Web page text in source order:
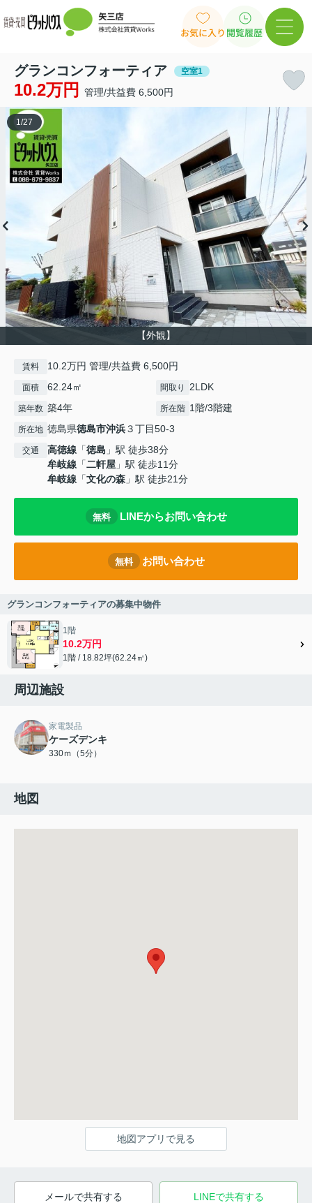
お気に入り 閲覧履歴
グランコンフォーティア 空室1
10.2万円 管理/共益費 6,500円
【外観】
1/27
賃料 10.2万円 管理/共益費 6,500円
面積 62.24㎡ 間取り 2LDK
築年数 築4年 所在階 1階/3階建
所在地 徳島県徳島市沖浜３丁目50-3
交通 高徳線 「徳島 」駅 徒歩38分
牟岐線 「二軒屋 」駅 徒歩11分
牟岐線 「文化の森 」駅 徒歩21分
無料 LINEからお問い合わせ
無料 お問い合わせ
グランコンフォーティアの募集中物件
1階
10.2万円
1階 / 18.82坪(62.24㎡)
周辺施設
家電製品
ケーズデンキ
330ｍ（5分）
地図
地図アプリで見る
メールで共有する LINEで共有する